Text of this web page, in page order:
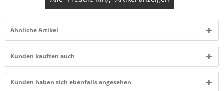
Ähnliche Artikel
Kunden kauften auch
Kunden haben sich ebenfalls angesehen